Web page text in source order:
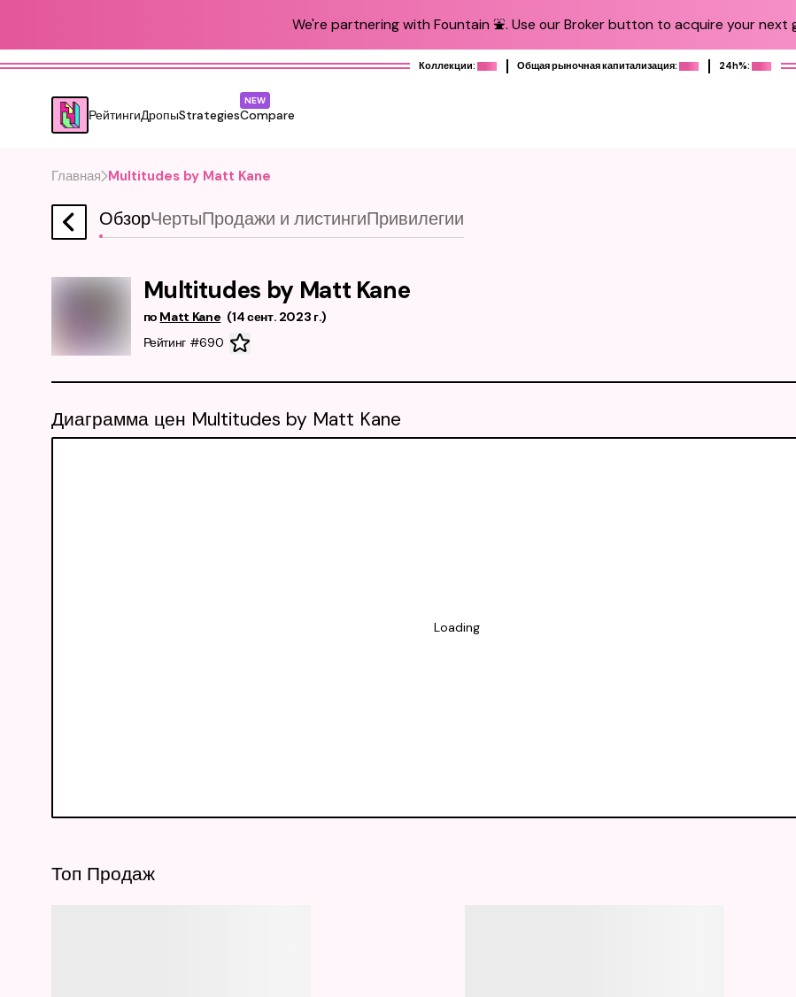
We're partnering with Fountain ⛲️. Use our Broker button to acquire your next
Коллекции: Общая рыночная капитализация: 24h%:
РейтингиДропыStrategiesCompare
NEW
Главная Multitudes by Matt Kane
ОбзорЧертыПродажи и листингиПривилегии
Multitudes by Matt Kane
по Matt Kane (14 сент. 2023 г.)
Рейтинг #690
Диаграмма цен Multitudes by Matt Kane
Loading
Топ Продаж